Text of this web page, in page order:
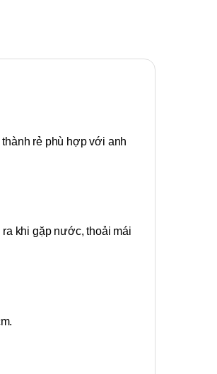
rẻ phù hợp với anh
khi gặp nước, thoải mái